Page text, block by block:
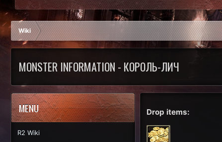
Wiki
MONSTER INFORMATION - КОРОЛЬ-ЛИЧ
MENU
R2 Wiki
Drop items: